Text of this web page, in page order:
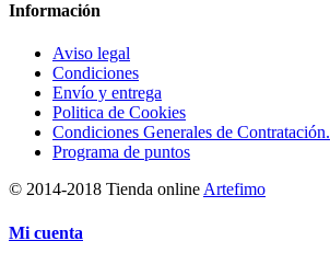
Información
Aviso legal
Condiciones
Envío y entrega
Politica de Cookies
Condiciones Generales de Contratación.
Programa de puntos
© 2014-2018 Tienda online Artefimo
Mi cuenta